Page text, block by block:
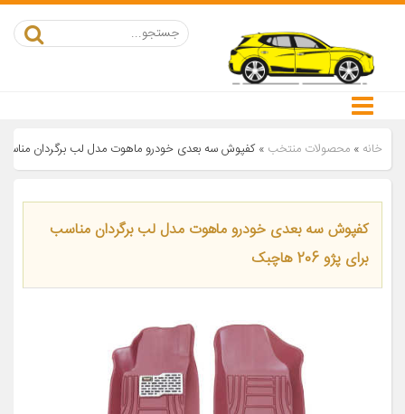
خانه » محصولات منتخب »کفپوش سه بعدی خودرو ماهوت مدل لب برگردان مناسب برای
کفپوش سه بعدی خودرو ماهوت مدل لب برگردان مناسب
برای پژو 206 هاچبک